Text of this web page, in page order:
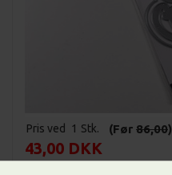
Pris ved 1 Stk. (Før 86,00)
43,00 DKK